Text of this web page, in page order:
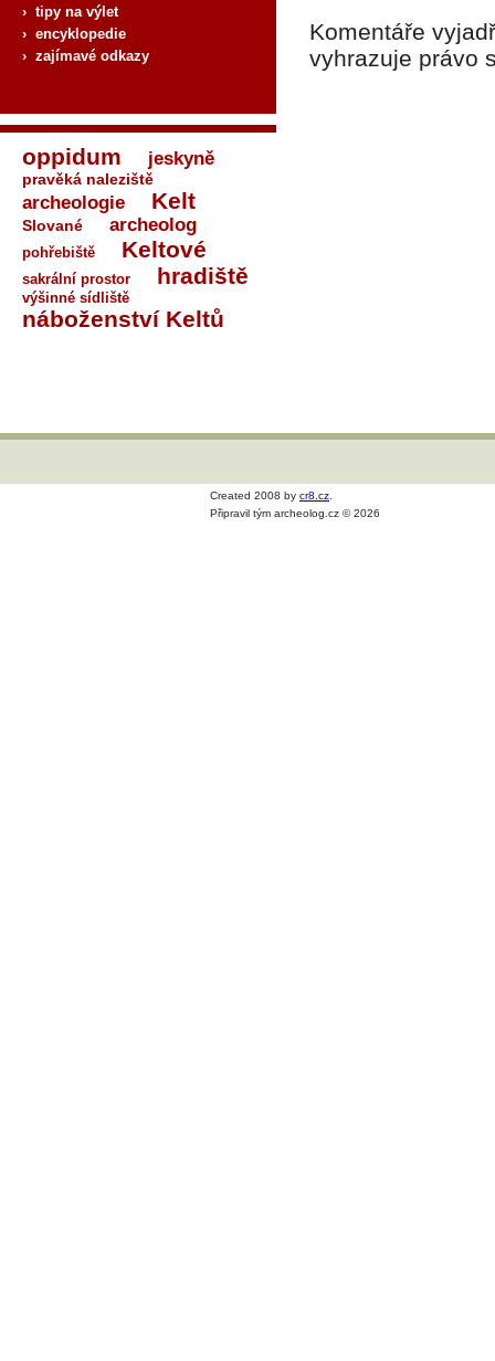
› tipy na výlet
› encyklopedie
› zajímavé odkazy
oppidum jeskyně
pravěká naleziště
archeologie Kelt
Slované archeolog
pohřebiště Keltové
sakrální prostor hradiště
výšinné sídliště
náboženství Keltů
Komentáře
vyhrazuje právo
Created 2008 by cr8.cz
Připravil tým archeolog.cz © 2026